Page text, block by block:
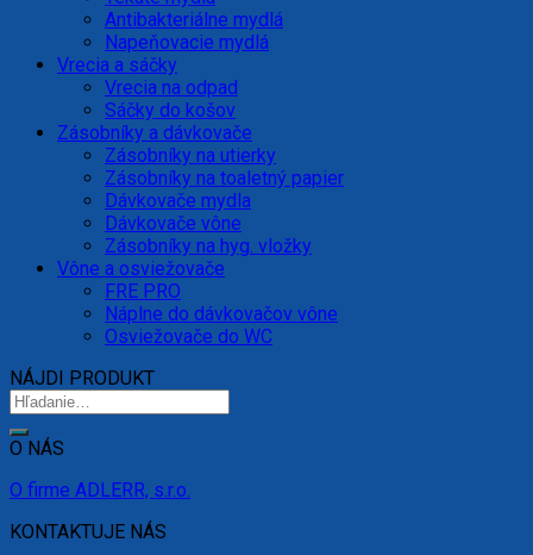
Antibakteriálne mydlá
Napeňovacie mydlá
Vrecia a sáčky
Vrecia na odpad
Sáčky do košov
Zásobníky a dávkovače
Zásobníky na utierky
Zásobníky na toaletný papier
Dávkovače mydla
Dávkovače vône
Zásobníky na hyg. vložky
Vône a osviežovače
FRE PRO
Náplne do dávkovačov vône
Osviežovače do WC
NÁJDI PRODUKT
O NÁS
O firme ADLERR, s.r.o.
KONTAKTUJE NÁS